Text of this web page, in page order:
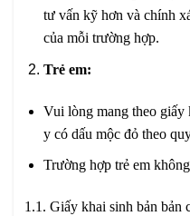
tư vấn kỹ hơn và chính
của mỗi trường hợp.
Trẻ em:
Vui lòng mang theo giấy
y có dấu mộc đỏ theo
Trường hợp trẻ em
1.1. Giấy khai sinh bản bản